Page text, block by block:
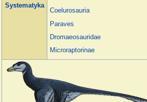
Systematyka
Coelurosauria
Paraves
Dromaeosauridae
Microraptorinae